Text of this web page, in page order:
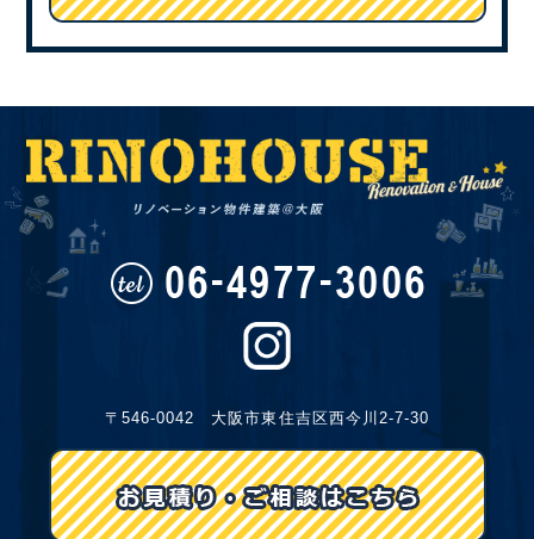
〒546-0042 大阪市東住吉区西今川2-7-30